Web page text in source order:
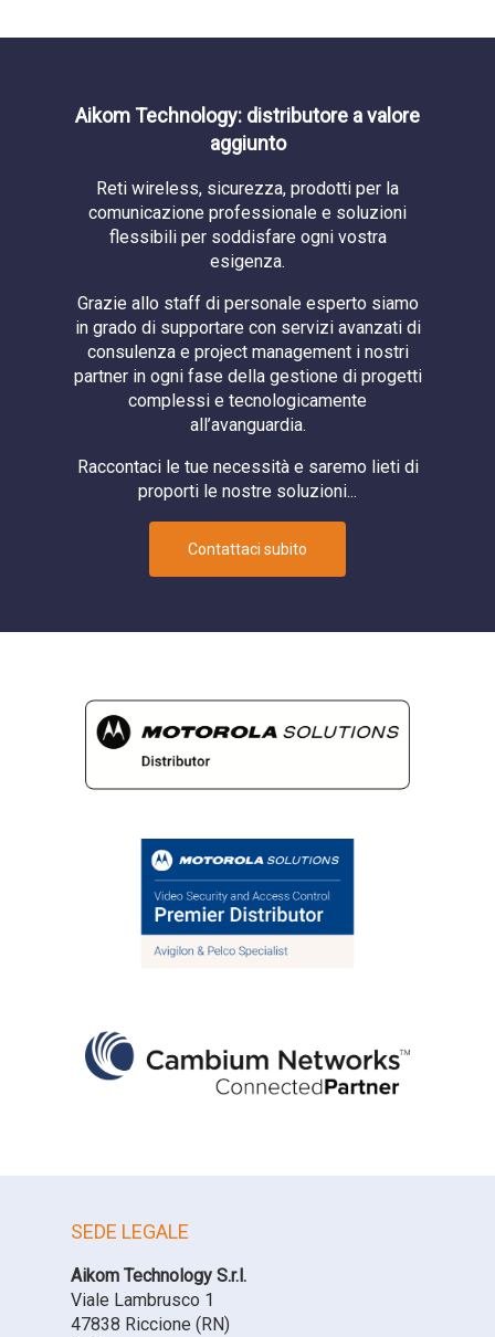
Aikom Technology: distributore a valore
aggiunto
Reti wireless, sicurezza, prodotti per la
comunicazione professionale e soluzioni
flessibili per soddisfare ogni vostra
esigenza.
Grazie allo staff di personale esperto siamo
in grado di supportare con servizi avanzati di
consulenza e project management i nostri
partner in ogni fase della gestione di progetti
complessi e tecnologicamente
all’avanguardia.
Raccontaci le tue necessità e saremo lieti di
proporti le nostre soluzioni...
Contattaci subito
SEDE LEGALE
Aikom Technology S.r.l.
Viale Lambrusco 1
47838 Riccione (RN)